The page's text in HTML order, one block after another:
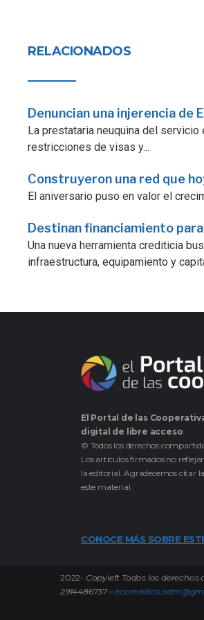
RELACIONADOS
Denuncian una injerencia de
La prestataria neuquina del
restricciones de visas y...
Construyeron una red que
El aniversario puso en valor el
Destinan financiamiento
Una nueva herramienta crediticia
infraestructura, equipamiento y
El Portal de las
digital de libre acceso
© Todos los derechos
Los artículos firmados no
la editorial. Agradecemos citar
este material.
CONOCE MÁS SOBRE
2022- Copyleft Todos los
2914486737 –